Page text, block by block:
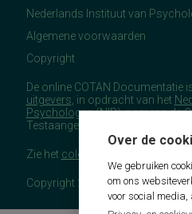
Over de
We gebruiken
om ons
voor social media,
Nederlands Instituut van
Algemene voorwaarden
Copyright
De online COTAN Documentatie
uitgevers , in opdracht van het
Psychologen(NIP), namens de
Testaangelegenheden Nederland
Zie het colofon
Copyright 2026 - COTAN